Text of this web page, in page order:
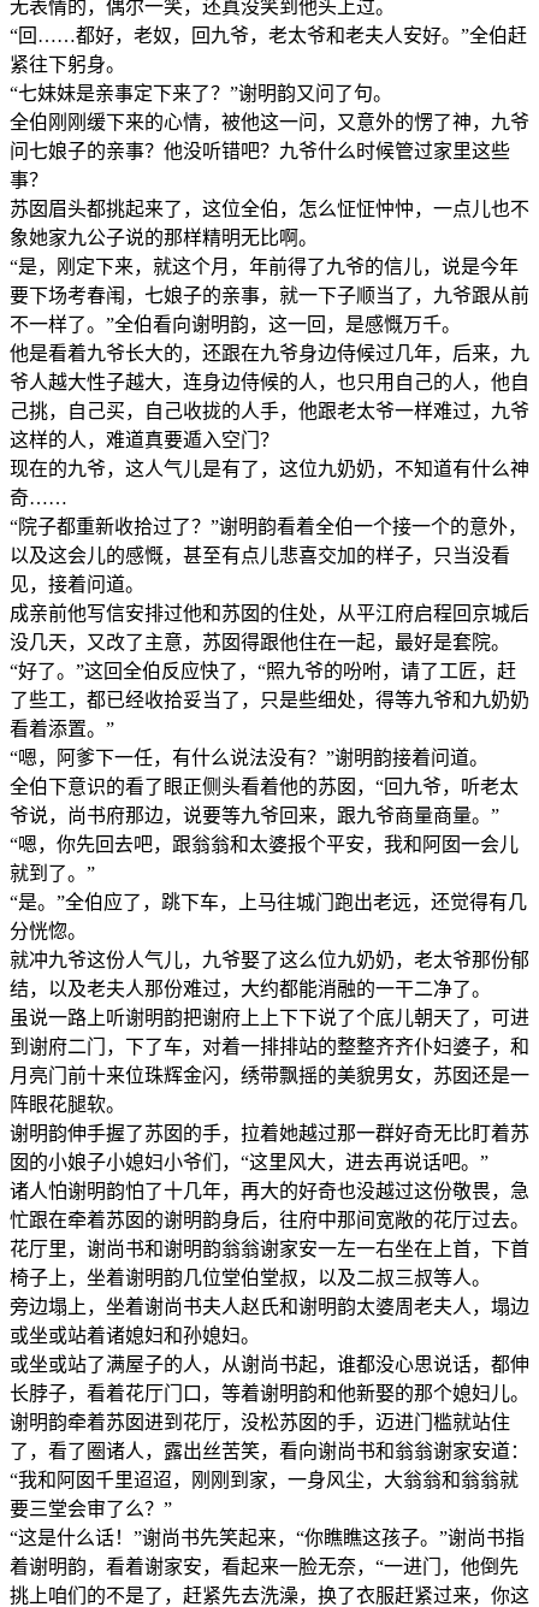
无表情的，偶尔一笑，还真没笑到他头上过。
“回……都好，老奴，回九爷，老太爷和老夫人安好。”全伯赶
紧往下躬身。
“七妹妹是亲事定下来了？”谢明韵又问了句。
全伯刚刚缓下来的心情，被他这一问，又意外的愣了神，九爷
问七娘子的亲事？他没听错吧？九爷什么时候管过家里这些
事？
苏囡眉头都挑起来了，这位全伯，怎么怔怔忡忡，一点儿也不
象她家九公子说的那样精明无比啊。
“是，刚定下来，就这个月，年前得了九爷的信儿，说是今年
要下场考春闱，七娘子的亲事，就一下子顺当了，九爷跟从前
不一样了。”全伯看向谢明韵，这一回，是感慨万千。
他是看着九爷长大的，还跟在九爷身边侍候过几年，后来，九
爷人越大性子越大，连身边侍候的人，也只用自己的人，他自
己挑，自己买，自己收拢的人手，他跟老太爷一样难过，九爷
这样的人，难道真要遁入空门？
现在的九爷，这人气儿是有了，这位九奶奶，不知道有什么神
奇……
“院子都重新收拾过了？”谢明韵看着全伯一个接一个的意外，
以及这会儿的感慨，甚至有点儿悲喜交加的样子，只当没看
见，接着问道。
成亲前他写信安排过他和苏囡的住处，从平江府启程回京城后
没几天，又改了主意，苏囡得跟他住在一起，最好是套院。
“好了。”这回全伯反应快了，“照九爷的吩咐，请了工匠，赶
了些工，都已经收拾妥当了，只是些细处，得等九爷和九奶奶
看着添置。”
“嗯，阿爹下一任，有什么说法没有？”谢明韵接着问道。
全伯下意识的看了眼正侧头看着他的苏囡，“回九爷，听老太
爷说，尚书府那边，说要等九爷回来，跟九爷商量商量。”
“嗯，你先回去吧，跟翁翁和太婆报个平安，我和阿囡一会儿
就到了。”
“是。”全伯应了，跳下车，上马往城门跑出老远，还觉得有几
分恍惚。
就冲九爷这份人气儿，九爷娶了这么位九奶奶，老太爷那份郁
结，以及老夫人那份难过，大约都能消融的一干二净了。
虽说一路上听谢明韵把谢府上上下下说了个底儿朝天了，可进
到谢府二门，下了车，对着一排排站的整整齐齐仆妇婆子，和
月亮门前十来位珠辉金闪，绣带飘摇的美貌男女，苏囡还是一
阵眼花腿软。
谢明韵伸手握了苏囡的手，拉着她越过那一群好奇无比盯着苏
囡的小娘子小媳妇小爷们，“这里风大，进去再说话吧。”
诸人怕谢明韵怕了十几年，再大的好奇也没越过这份敬畏，急
忙跟在牵着苏囡的谢明韵身后，往府中那间宽敞的花厅过去。
花厅里，谢尚书和谢明韵翁翁谢家安一左一右坐在上首，下首
椅子上，坐着谢明韵几位堂伯堂叔，以及二叔三叔等人。
旁边塌上，坐着谢尚书夫人赵氏和谢明韵太婆周老夫人，塌边
或坐或站着诸媳妇和孙媳妇。
或坐或站了满屋子的人，从谢尚书起，谁都没心思说话，都伸
长脖子，看着花厅门口，等着谢明韵和他新娶的那个媳妇儿。
谢明韵牵着苏囡进到花厅，没松苏囡的手，迈进门槛就站住
了，看了圈诸人，露出丝苦笑，看向谢尚书和翁翁谢家安道：
“我和阿囡千里迢迢，刚刚到家，一身风尘，大翁翁和翁翁就
要三堂会审了么？”
“这是什么话！”谢尚书先笑起来，“你瞧瞧这孩子。”谢尚书指
着谢明韵，看着谢家安，看起来一脸无奈，“一进门，他倒先
挑上咱们的不是了，赶紧先去洗澡，换了衣服赶紧过来，你这